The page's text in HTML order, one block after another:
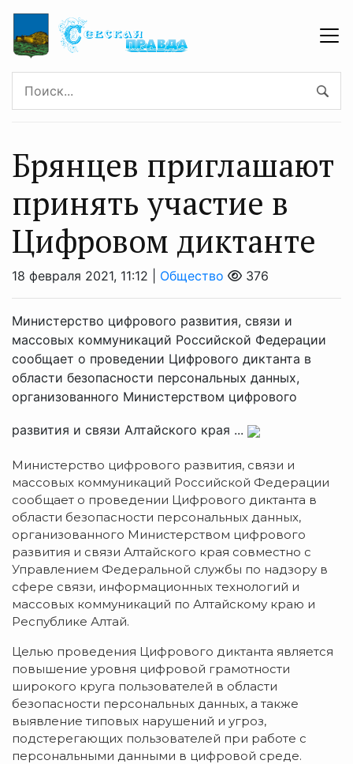
Брянцев приглашают
принять участие в
Цифровом диктанте
18 февраля 2021, 11:12 | Общество 376
Министерство цифрового развития, связи и
массовых коммуникаций Российской Федерации
сообщает о проведении Цифрового диктанта в
области безопасности персональных данных,
организованного Министерством цифрового
развития и связи Алтайского края ...
Министерство цифрового развития, связи и
массовых коммуникаций Российской Федерации
сообщает о проведении Цифрового диктанта в
области безопасности персональных данных,
организованного Министерством цифрового
развития и связи Алтайского края совместно с
Управлением Федеральной службы по надзору в
сфере связи, информационных технологий и
массовых коммуникаций по Алтайскому краю и
Республике Алтай.
Целью проведения Цифрового диктанта является
повышение уровня цифровой грамотности
широкого круга пользователей в области
безопасности персональных данных, а также
выявление типовых нарушений и угроз,
подстерегающих пользователей при работе с
персональными данными в цифровой среде.